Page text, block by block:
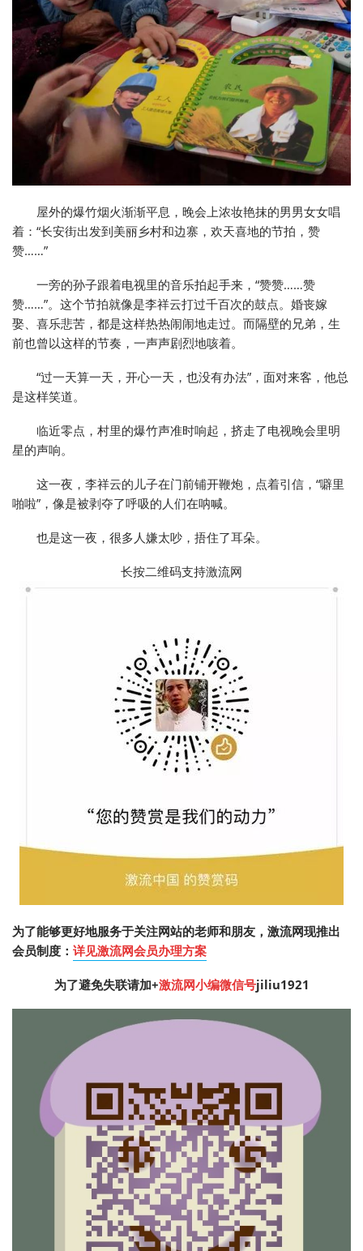
屋外的爆竹烟火渐渐平息，晚会上浓妆艳抹的男男女女唱
着：“长安街出发到美丽乡村和边寨，欢天喜地的节拍，赞
赞……”
一旁的孙子跟着电视里的音乐拍起手来，“赞赞……赞
赞……”。这个节拍就像是李祥云打过千百次的鼓点。婚丧嫁
娶、喜乐悲苦，都是这样热热闹闹地走过。而隔壁的兄弟，生
前也曾以这样的节奏，一声声剧烈地咳着。
“过一天算一天，开心一天，也没有办法”，面对来客，他总
是这样笑道。
临近零点，村里的爆竹声准时响起，挤走了电视晚会里明
星的声响。
这一夜，李祥云的儿子在门前铺开鞭炮，点着引信，“噼里
啪啦”，像是被剥夺了呼吸的人们在呐喊。
也是这一夜，很多人嫌太吵，捂住了耳朵。
长按二维码支持激流网
为了能够更好地服务于关注网站的老师和朋友，激流网现推出
会员制度： 详见激流网会员办理方案
为了避免失联请加+激流网小编微信号jiliu1921